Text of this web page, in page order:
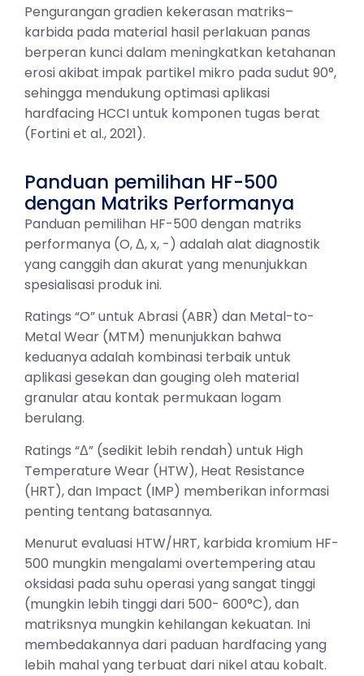
Pengurangan gradien kekerasan matriks–
karbida pada material hasil perlakuan panas
berperan kunci dalam meningkatkan ketahanan
erosi akibat impak partikel mikro pada sudut 90°,
sehingga mendukung optimasi aplikasi
hardfacing HCCI untuk komponen tugas berat
(Fortini et al., 2021).
Panduan pemilihan HF-500
dengan Matriks Performanya
Panduan pemilihan HF-500 dengan matriks
performanya (O, Δ, x, -) adalah alat diagnostik
yang canggih dan akurat yang menunjukkan
spesialisasi produk ini.
Ratings “O” untuk Abrasi (ABR) dan Metal-to-
Metal Wear (MTM) menunjukkan bahwa
keduanya adalah kombinasi terbaik untuk
aplikasi gesekan dan gouging oleh material
granular atau kontak permukaan logam
berulang.
Ratings “Δ” (sedikit lebih rendah) untuk High
Temperature Wear (HTW), Heat Resistance
(HRT), dan Impact (IMP) memberikan informasi
penting tentang batasannya.
Menurut evaluasi HTW/HRT, karbida kromium HF-
500 mungkin mengalami overtempering atau
oksidasi pada suhu operasi yang sangat tinggi
(mungkin lebih tinggi dari 500- 600°C), dan
matriksnya mungkin kehilangan kekuatan. Ini
membedakannya dari paduan hardfacing yang
lebih mahal yang terbuat dari nikel atau kobalt.